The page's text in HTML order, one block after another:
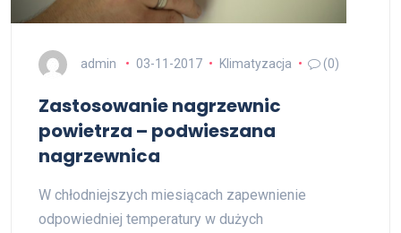
admin 03-11-2017 Klimatyzacja (0)
Zastosowanie nagrzewnic
powietrza – podwieszana
nagrzewnica
W chłodniejszych miesiącach zapewnienie
odpowiedniej temperatury w dużych